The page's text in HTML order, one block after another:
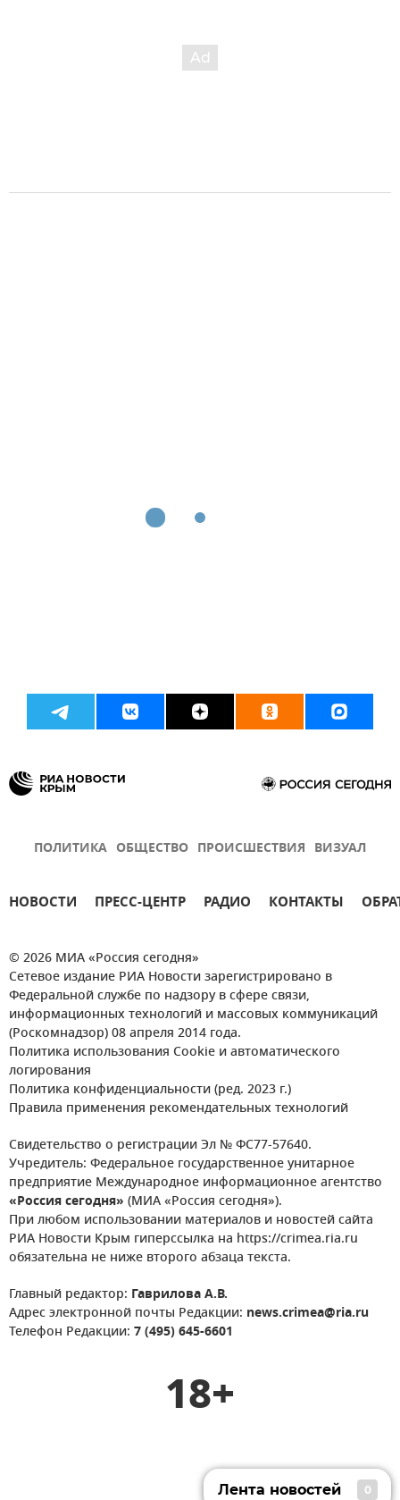
ПОЛИТИКА ОБЩЕСТВО ПРОИСШЕСТВИЯ ВИЗУАЛ
НОВОСТИ ПРЕСС-ЦЕНТР РАДИО КОНТАКТЫ
© 2026 МИА «Россия сегодня»
Сетевое издание РИА Новости зарегистрировано в
Федеральной службе по надзору в сфере связи,
информационных технологий и массовых коммуникаций
(Роскомнадзор) 08 апреля 2014 года.
Политика использования Cookie и автоматического
логирования
Политика конфиденциальности (ред. 2023 г.)
Правила применения рекомендательных технологий
Свидетельство о регистрации Эл № ФС77-57640.
Учредитель: Федеральное государственное унитарное
предприятие Международное информационное агентство
«Россия сегодня» (МИА «Россия сегодня»).
При любом использовании материалов и новостей сайта
РИА Новости Крым гиперссылка на https://crimea.ria.ru
обязательна не ниже второго абзаца текста.
Главный редактор: Гаврилова А.В.
Адрес электронной почты Редакции: news.crimea@ria.ru
Телефон Редакции: 7 (495) 645-6601
18+
Лента новостей 0